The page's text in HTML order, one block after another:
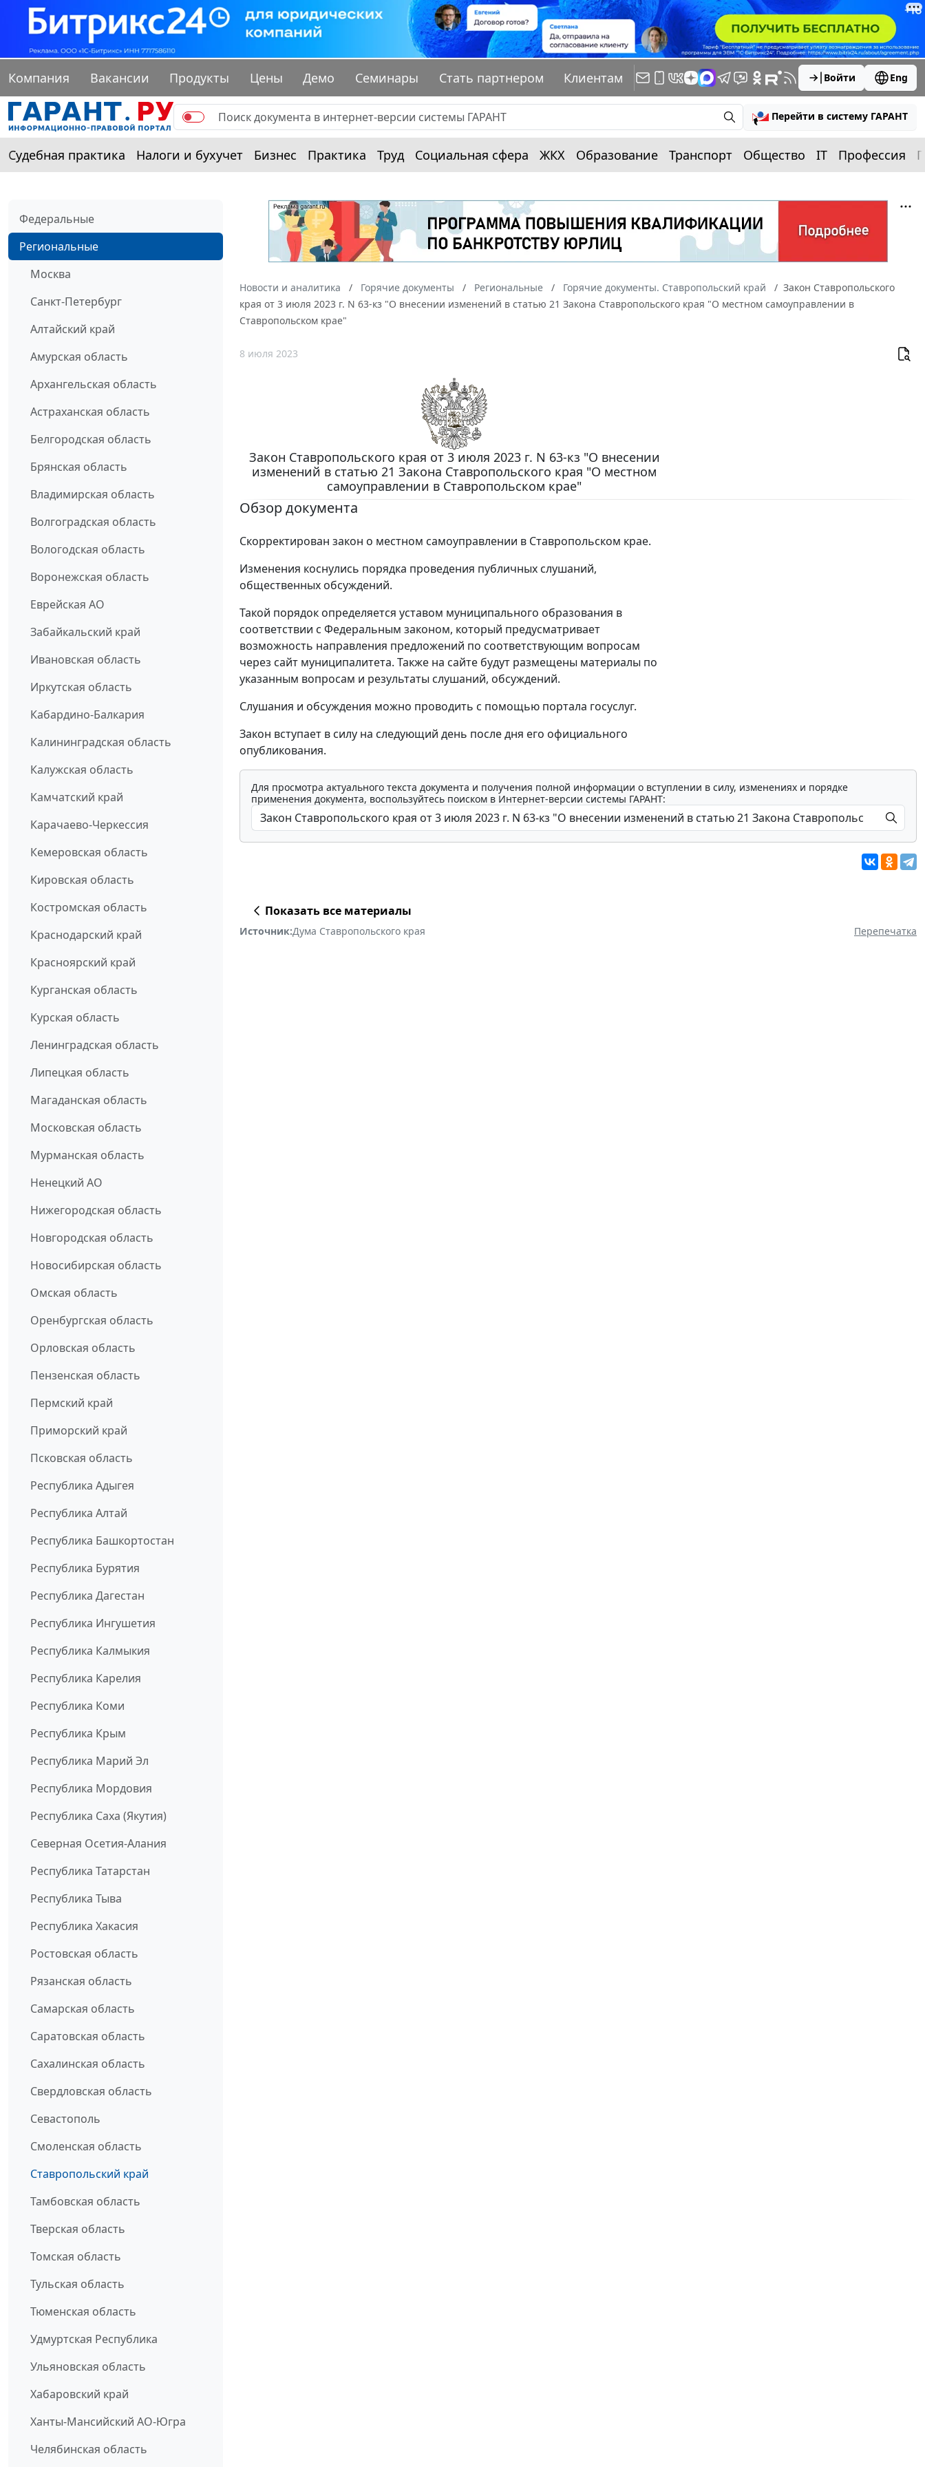
Компания Вакансии Продукты Цены Демо Семинары Стать партнером Клиентам Войти Eng
Перейти в систему ГАРАНТ
Судебная практика Налоги и бухучет Бизнес Практика Труд Социальная сфера ЖКХ Образование Транспорт Общество IT Профессия
Федеральные
Региональные
Москва
Санкт-Петербург
Алтайский край
Амурская область
Архангельская область
Астраханская область
Белгородская область
Брянская область
Владимирская область
Волгоградская область
Вологодская область
Воронежская область
Еврейская АО
Забайкальский край
Ивановская область
Иркутская область
Кабардино-Балкария
Калининградская область
Калужская область
Камчатский край
Карачаево-Черкессия
Кемеровская область
Кировская область
Костромская область
Краснодарский край
Красноярский край
Курганская область
Курская область
Ленинградская область
Липецкая область
Магаданская область
Московская область
Мурманская область
Ненецкий АО
Нижегородская область
Новгородская область
Новосибирская область
Омская область
Оренбургская область
Орловская область
Пензенская область
Пермский край
Приморский край
Псковская область
Республика Адыгея
Республика Алтай
Республика Башкортостан
Республика Бурятия
Республика Дагестан
Республика Ингушетия
Республика Калмыкия
Республика Карелия
Республика Коми
Республика Крым
Республика Марий Эл
Республика Мордовия
Республика Саха (Якутия)
Северная Осетия-Алания
Республика Татарстан
Республика Тыва
Республика Хакасия
Ростовская область
Рязанская область
Самарская область
Саратовская область
Сахалинская область
Свердловская область
Севастополь
Смоленская область
Ставропольский край
Тамбовская область
Тверская область
Томская область
Тульская область
Тюменская область
Удмуртская Республика
Ульяновская область
Хабаровский край
Ханты-Мансийский АО-Югра
Челябинская область
Новости и аналитика Горячие документы Региональные Горячие документы. Ставропольский край
Закон Ставропольского
края от 3 июля 2023 г. N 63-кз "О внесении изменений в статью 21 Закона Ставропольского края "О местном самоуправлении в
Ставропольском крае"
8 июля 2023
Закон Ставропольского края от 3 июля 2023 г. N 63-кз "О внесении
изменений в статью 21 Закона Ставропольского края "О местном
самоуправлении в Ставропольском крае"
Обзор документа
Скорректирован закон о местном самоуправлении в Ставропольском крае.
Изменения коснулись порядка проведения публичных слушаний,
общественных обсуждений.
Такой порядок определяется уставом муниципального образования в
соответствии с Федеральным законом, который предусматривает
возможность направления предложений по соответствующим вопросам
через сайт муниципалитета. Также на сайте будут размещены материалы по
указанным вопросам и результаты слушаний, обсуждений.
Слушания и обсуждения можно проводить с помощью портала госуслуг.
Закон вступает в силу на следующий день после дня его официального
опубликования.
Для просмотра актуального текста документа и получения полной информации о вступлении в силу, изменениях и порядке
применения документа, воспользуйтесь поиском в Интернет-версии системы ГАРАНТ:
Показать все материалы
Источник:Дума Ставропольского края Перепечатка